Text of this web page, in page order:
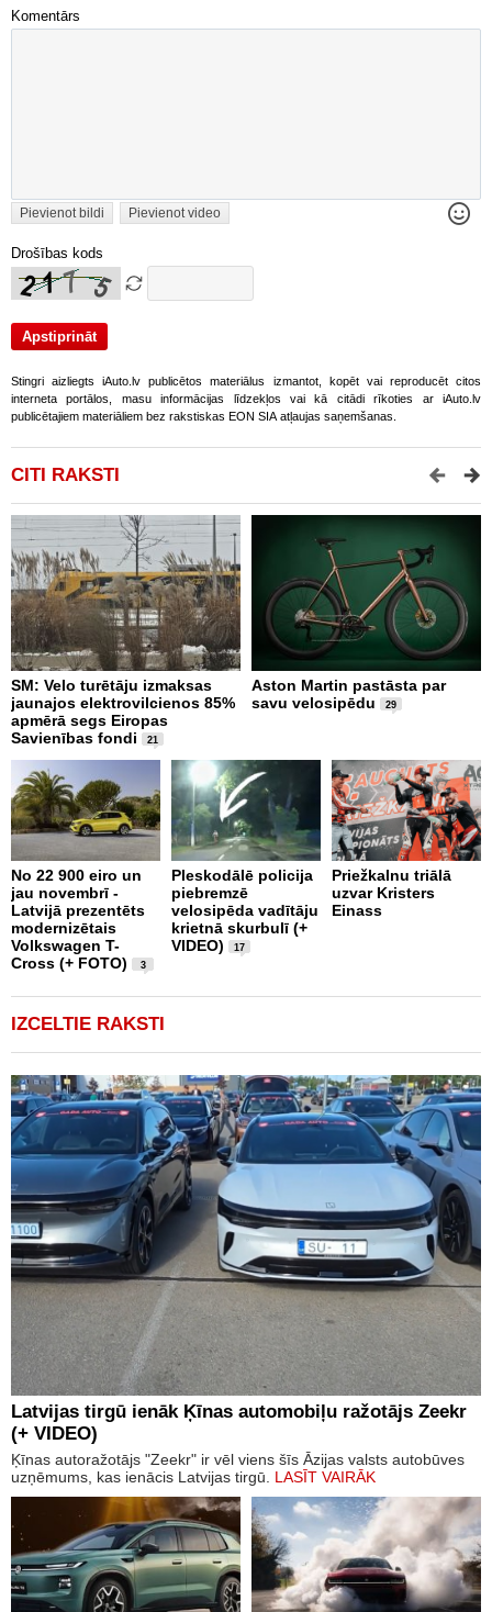
Komentārs
Pievienot bildi Pievienot video
Drošības kods
Stingri aizliegts iAuto.lv publicētos materiālus izmantot, kopēt vai reproducēt citos
interneta portālos, masu informācijas līdzekļos vai kā citādi rīkoties ar iAuto.lv
publicētajiem materiāliem bez rakstiskas EON SIA atļaujas saņemšanas.
CITI RAKSTI
SM: Velo turētāju izmaksas
jaunajos elektrovilcienos 85%
apmērā segs Eiropas
Savienības fondi
21
Aston Martin pastāsta par
savu velosipēdu
29
No 22 900 eiro un
jau novembrī -
Latvijā prezentēts
modernizētais
Volkswagen T-
Cross (+ FOTO)
3
Pleskodālē policija
piebremzē
velosipēda vadītāju
krietnā skurbulī (+
VIDEO)
17
Priežkalnu triālā
uzvar Kristers
Einass
IZCELTIE RAKSTI
Latvijas tirgū ienāk Ķīnas automobiļu ražotājs Zeekr
(+ VIDEO)
Ķīnas autoražotājs "Zeekr" ir vēl viens šīs Āzijas valsts autobūves
uzņēmums, kas ienācis Latvijas tirgū. LASĪT VAIRĀK